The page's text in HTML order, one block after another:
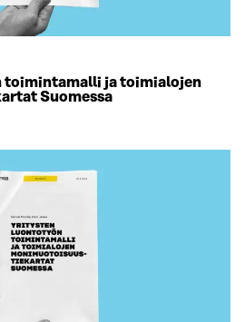
ja toimialojen
Suomessa